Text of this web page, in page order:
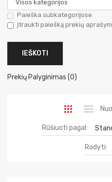
Paieška subkategorijose
Įtraukti paiešką prekių
Prekių Palyginimas (0)
Rūšiuoti pagal:
Rodyti: